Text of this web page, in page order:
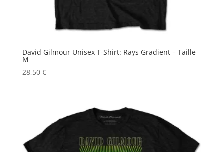
David Gilmour Unisex T-Shirt: Rays Gradient – Taille
M
28,50 €